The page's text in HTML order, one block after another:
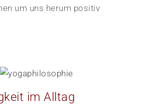
um uns herum positiv
im Alltag